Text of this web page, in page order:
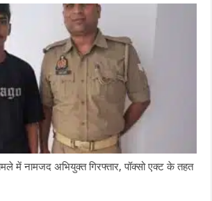
में नामजद अभियुक्त गिरफ्तार, पॉक्सो एक्ट के तहत